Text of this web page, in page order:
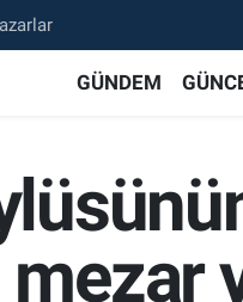
GÜNDEM